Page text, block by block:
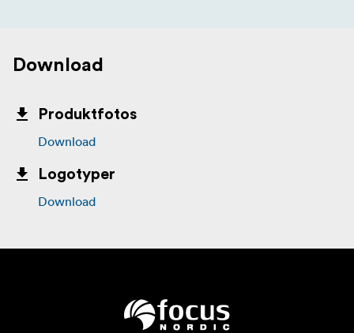
Download
Produktfotos
Download
Logotyper
Download